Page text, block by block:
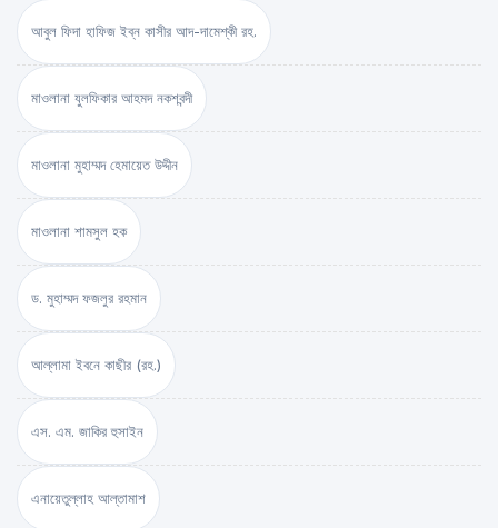
আবুল ফিদা হাফিজ ইব্‌ন কাসীর আদ-দামেশ্‌কী রহ.
মাওলানা যুলফিকার আহমদ নকশবন্দী
মাওলানা মুহাম্মদ হেমায়েত উদ্দীন
মাওলানা শামসুল হক
ড. মুহাম্মদ ফজলুর রহমান
আল্লামা ইবনে কাছীর (রহ.)
এস. এম. জাকির হুসাইন
এনায়েতুল্লাহ আল্‌তামাশ